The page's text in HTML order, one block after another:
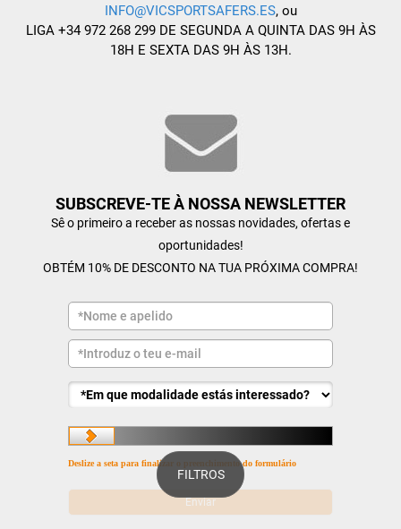
FILTROS
INFO@VICSPORTSAFERS.ES, ou
LIGA +34 972 268 299 DE SEGUNDA A QUINTA DAS 9H ÀS
18H E SEXTA DAS 9H ÀS 13H.
SUBSCREVE-TE À NOSSA NEWSLETTER
Sê o primeiro a receber as nossas novidades, ofertas e
oportunidades!
OBTÉM 10% DE DESCONTO NA TUA PRÓXIMA COMPRA!
Deslize a seta para finalizar o preenchimento do formulário